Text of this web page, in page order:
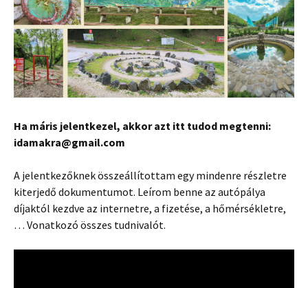
Ha máris jelentkezel, akkor azt itt tudod megtenni:
idamakra@gmail.com
A jelentkezőknek összeállítottam egy mindenre részletre
kiterjedő dokumentumot. Leírom benne az autópálya
díjaktól kezdve az internetre, a fizetése, a hőmérsékletre,
… Vonatkozó összes tudnivalót.